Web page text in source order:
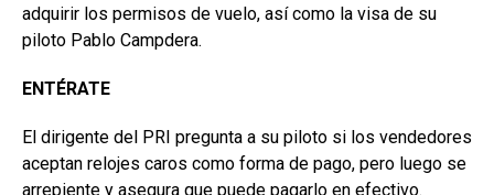
adquirir los permisos de vuelo, así como la visa de su
piloto Pablo Campdera.
ENTÉRATE
El dirigente del PRI pregunta a su piloto si los vendedores
aceptan relojes caros como forma de pago, pero luego se
arrepiente y asegura que puede pagarlo en efectivo.